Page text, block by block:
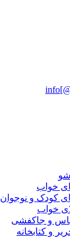
خواب
کودک و نوجوان
خواب
و جاکفشی
و کتابخانه